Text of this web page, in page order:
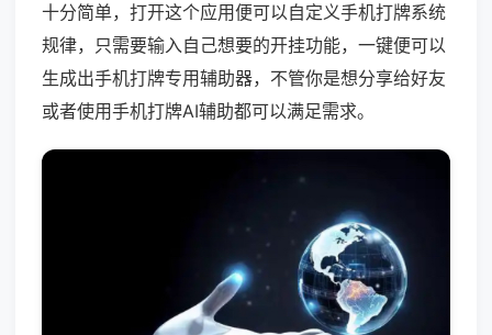
十分简单，打开这个应用便可以自定义手机打牌系统
规律，只需要输入自己想要的开挂功能，一键便可以
生成出手机打牌专用辅助器，不管你是想分享给好友
或者使用手机打牌AI辅助都可以满足需求。